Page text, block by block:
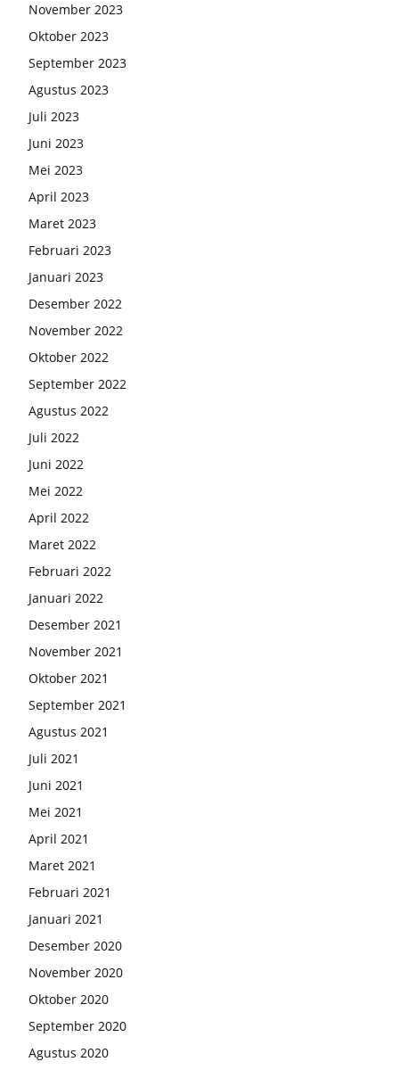
November 2023
Oktober 2023
September 2023
Agustus 2023
Juli 2023
Juni 2023
Mei 2023
April 2023
Maret 2023
Februari 2023
Januari 2023
Desember 2022
November 2022
Oktober 2022
September 2022
Agustus 2022
Juli 2022
Juni 2022
Mei 2022
April 2022
Maret 2022
Februari 2022
Januari 2022
Desember 2021
November 2021
Oktober 2021
September 2021
Agustus 2021
Juli 2021
Juni 2021
Mei 2021
April 2021
Maret 2021
Februari 2021
Januari 2021
Desember 2020
November 2020
Oktober 2020
September 2020
Agustus 2020